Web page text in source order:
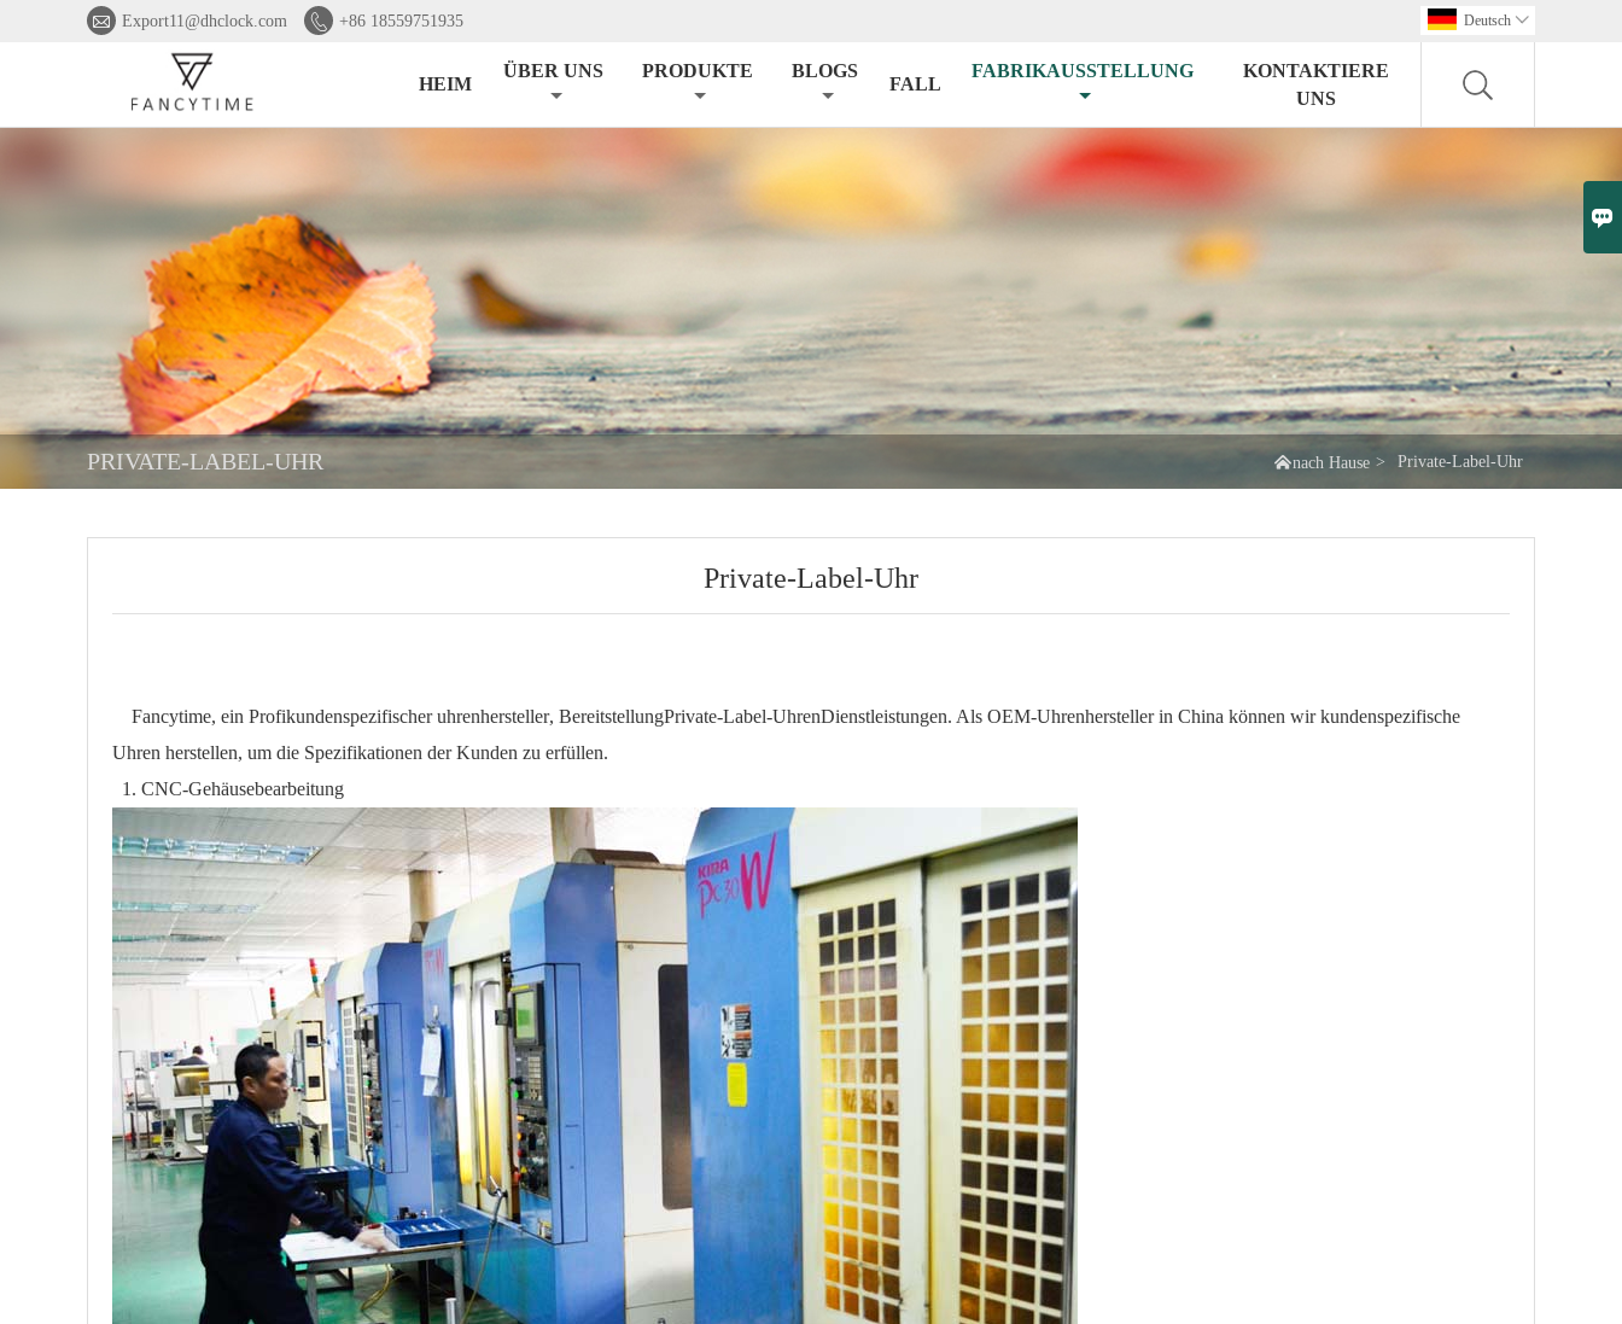

 Export11@dhclock.com  +86 18559751935 Deutsch 
HEIM
ÜBER UNS PRODUKTE BLOGS
FALL
FABRIKAUSSTELLUNG
KONTAKTIERE
UNS
PRIVATE-LABEL-UHR nach Hause > Private-Label-Uhr
Private-Label-Uhr
Fancytime, ein Profikundenspezifischer uhrenhersteller, BereitstellungPrivate-Label-UhrenDienstleistungen. Als OEM-Uhrenhersteller in China können wir kundenspezifische
Uhren herstellen, um die Spezifikationen der Kunden zu erfüllen.
1. CNC-Gehäusebearbeitung